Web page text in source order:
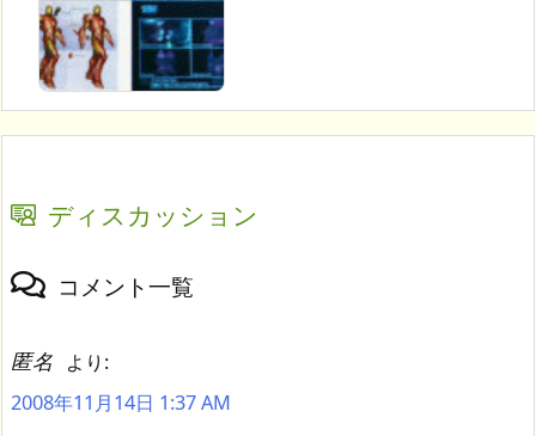
ディスカッション
コメント一覧
匿名 より:
2008年11月14日 1:37 AM